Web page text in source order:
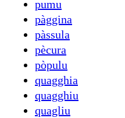
pumu
pàggina
pàssula
pècura
pòpulu
quagghia
quagghiu
quagliu